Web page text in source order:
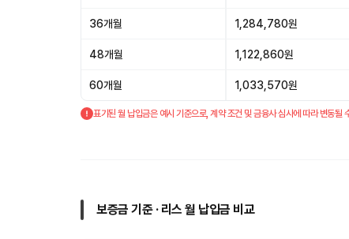
36개월 1,284,780원
48개월 1,122,860원
60개월 1,033,570원
표기된 월 납입금은 예시 기준으로, 계약 조건 및 금융사 심사에 따라 변동될
보증금 기준 · 리스 월 납입금 비교